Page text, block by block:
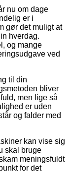
nu om dage
er i
gør det muligt at
hverdag.
og mange
ved
til din
bliver
men lige så
er uden
og falder med
kan vise sig
skal bruge
meningsfuldt
for det